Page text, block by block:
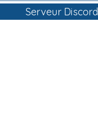
Serveur Discord